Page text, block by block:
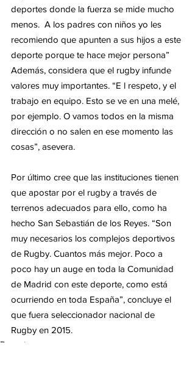
deportes donde la fuerza se mide mucho
menos.  A los padres con niños yo les
recomiendo que apunten a sus hijos a este
deporte porque te hace mejor persona”
Además, considera que el rugby infunde
valores muy importantes. “E l respeto, y el
trabajo en equipo. Esto se ve en una melé,
por ejemplo. O vamos todos en la misma
dirección o no salen en ese momento las
cosas”, asevera.
Por último cree que las instituciones tienen
que apostar por el rugby a través de
terrenos adecuados para ello, como ha
hecho San Sebastián de los Reyes. “Son
muy necesarios los complejos deportivos
de Rugby. Cuantos más mejor. Poco a
poco hay un auge en toda la Comunidad
de Madrid con este deporte, como está
ocurriendo en toda España”, concluye el
que fuera seleccionador nacional de
Rugby en 2015.
Deportes